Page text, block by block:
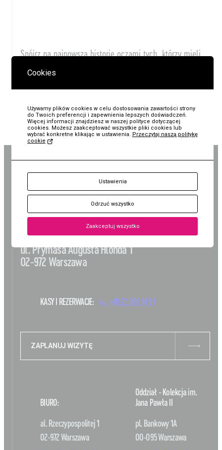
KUP
Bilet
Spójrz na najnowszą historię oczami tych, którzy mieli
Mt 5,14 | Muzeum Jana Pawła
II
i Prymasa Wyszyńskiego
ul. Prymasa Augusta Hlonda 1
02-972 Warszawa
KASY I REZERWACJE: +48 22 308 14 91
ZAPLANUJ WIZYTĘ
BIURO:
al. Rzeczypospolitej 1
02-972 Warszawa
Oddział - Kolekcja im.
Jana Pawła II
pl. Bankowy 1A
00-095 Warszawa
Cookies
Używamy plików cookies w celu dostosowania zawartości strony
do Twoich preferencji i zapewnienia lepszych doświadczeń.
Więcej informacji znajdziesz w naszej polityce dotyczącej
cookies. Możesz zaakceptować wszystkie pliki cookies lub
wybrać konkretne klikając w ustawienia. Przeczytaj naszą politykę
cookie
Ustawienia
Odrzuć wszystko
Zaakceptuj wszystko